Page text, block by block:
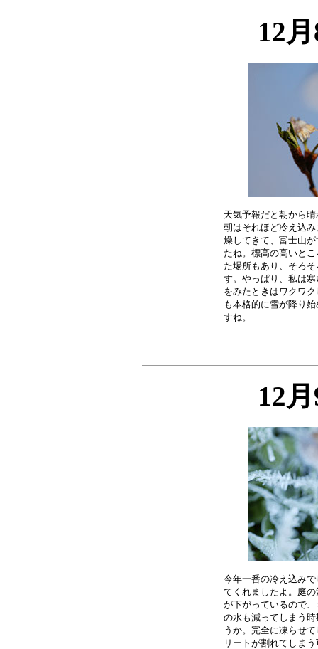
12
天気予報だと朝から
朝はそれほど冷え込
燥してきて、富士山
たね。標高の高いと
た場所もあり、そろ
す。やっぱり、私は
をみたときはワクワ
も本格的に雪が降り
12
今年一番の冷え込み
てくれましたよ。庭
が下がっているので
の水も減ってしまう
うか。完全に凍らせ
リートが割れてしま